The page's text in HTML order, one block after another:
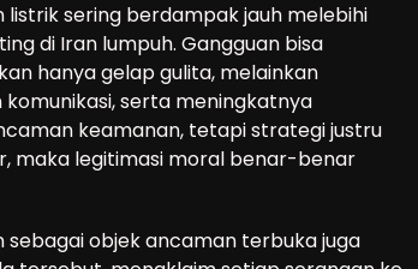
sering berdampak jauh melebihi
di Iran lumpuh. Gangguan bisa
hanya gelap gulita, melainkan
serta meningkatnya
keamanan, tetapi strategi justru
maka legitimasi moral benar-benar
objek ancaman terbuka juga